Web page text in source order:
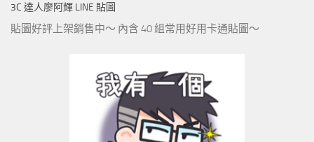
3C 達人廖阿輝 LINE 貼圖
貼圖好評上架銷售中～ 內含 40 組常用好用卡通貼圖～